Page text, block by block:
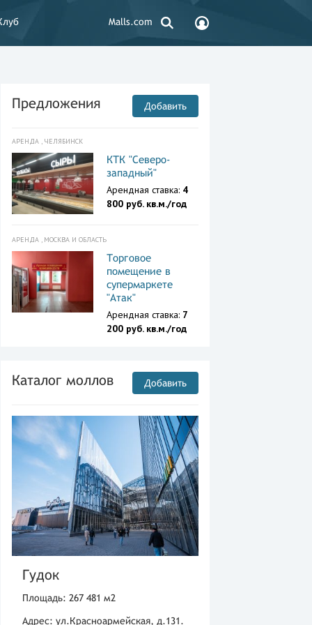
Malls.com
Предложения Добавить
АРЕНДА , ЧЕЛЯБИНСК
КТК "Северо-
западный"
Арендная ставка: 4
800 руб. кв.м./год
АРЕНДА , МОСКВА И ОБЛАСТЬ
Торговое
помещение в
супермаркете
"Атак"
Арендная ставка: 7
200 руб. кв.м./год
Каталог моллов Добавить
Гудок
Площадь: 267 481 м2
Адрес: ул.Красноармейская, д.131.